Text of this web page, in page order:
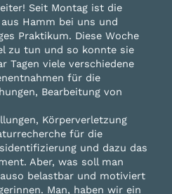
Seit Montag ist die
Hamm bei uns und
Praktikum. Diese Woche
zu tun und so konnte sie
Tagen viele verschiedene
für die
Bearbeitung von
Körperverletzung
für die
und dazu das
Aber, was soll man
belastbar und motiviert
Man, haben wir ein